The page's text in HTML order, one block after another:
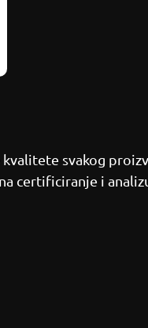
svakog
certificiranje i